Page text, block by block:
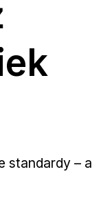
standardy – a